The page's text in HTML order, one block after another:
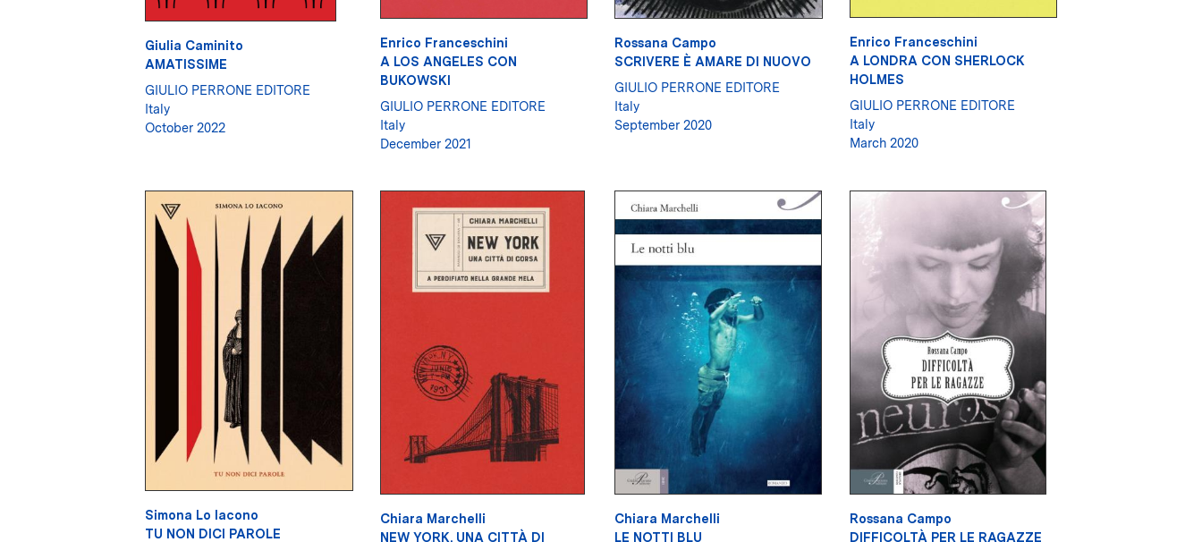
Giulia Caminito
AMATISSIME
GIULIO PERRONE EDITORE
Italy
October 2022
Enrico Franceschini
A LOS ANGELES CON
BUKOWSKI
GIULIO PERRONE EDITORE
Italy
December 2021
Rossana Campo
SCRIVERE È AMARE DI NUOVO
GIULIO PERRONE EDITORE
Italy
September 2020
Enrico Franceschini
A LONDRA CON SHERLOCK
HOLMES
GIULIO PERRONE EDITORE
Italy
March 2020
Simona Lo Iacono
TU NON DICI PAROLE
Chiara Marchelli
NEW YORK, UNA CITTÀ DI
Chiara Marchelli
LE NOTTI BLU
Rossana Campo
DIFFICOLTÀ PER LE RAGAZZE